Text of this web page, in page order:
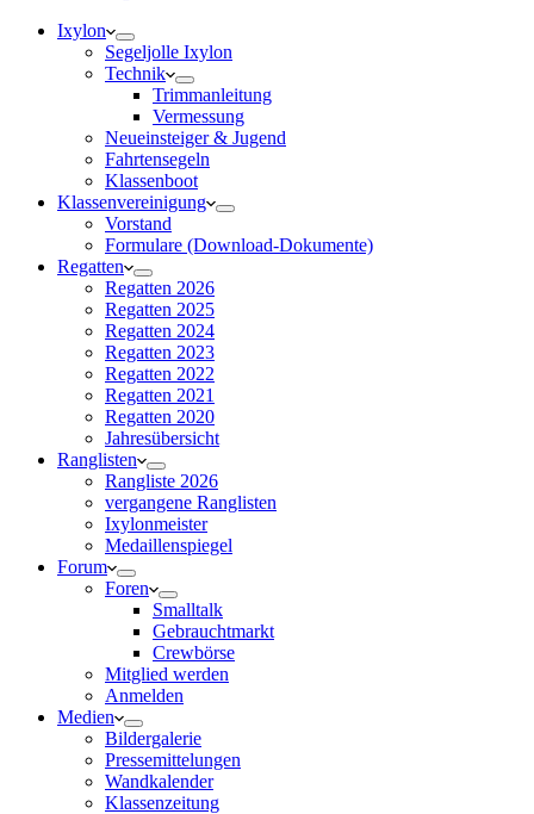
Ixylon
Segeljolle Ixylon
Technik
Trimmanleitung
Vermessung
Neueinsteiger & Jugend
Fahrtensegeln
Klassenboot
Klassenvereinigung
Vorstand
Formulare (Download-Dokumente)
Regatten
Regatten 2026
Regatten 2025
Regatten 2024
Regatten 2023
Regatten 2022
Regatten 2021
Regatten 2020
Jahresübersicht
Ranglisten
Rangliste 2026
vergangene Ranglisten
Ixylonmeister
Medaillenspiegel
Forum
Foren
Smalltalk
Gebrauchtmarkt
Crewbörse
Mitglied werden
Anmelden
Medien
Bildergalerie
Pressemittelungen
Wandkalender
Klassenzeitung